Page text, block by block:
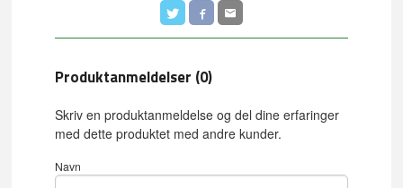
Produktanmeldelser (0)
Skriv en produktanmeldelse og del dine erfaringer
med dette produktet med andre kunder.
Navn